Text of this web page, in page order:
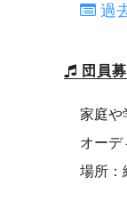
過
団員
家庭や
オーデ
場所：